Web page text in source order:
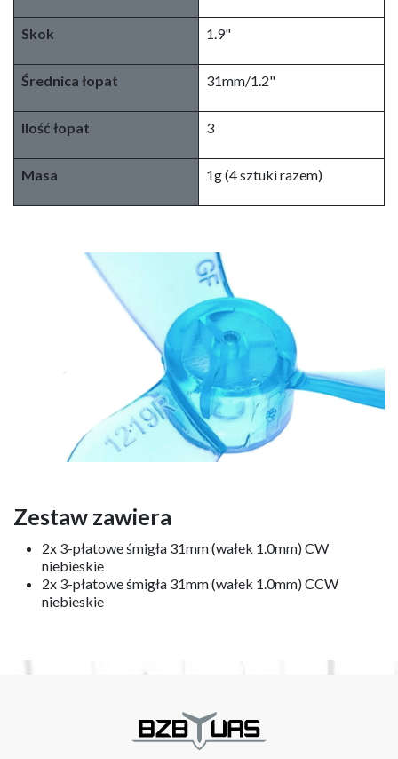
Skok 1.9"
Średnica łopat 31mm/1.2"
Ilość łopat 3
Masa 1g (4 sztuki razem)
Zestaw zawiera
2x 3-płatowe śmigła 31mm (wałek 1.0mm) CW
niebieskie
2x 3-płatowe śmigła 31mm (wałek 1.0mm) CCW
niebieskie